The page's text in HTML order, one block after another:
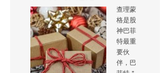
查理蒙
格是股
神巴菲
特最重
要伙
伴，巴